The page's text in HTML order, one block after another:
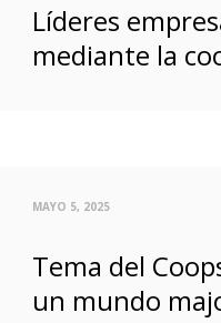
Líderes
mediante la
MAYO 5, 2025
Tema del
un mundo